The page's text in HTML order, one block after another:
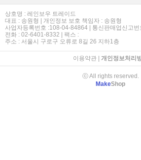
상호명 : 레인보우 트레이드
대표 : 송원형 | 개인정보 보호 책임자 : 송원형
사업자등록번호 :108-04-84864 | 통신판매업신고
전화 : 02-6401-8332 | 팩스 :
주소 : 서울시 구로구 오류로 8길 26 지하1층
이용약관| 개인정보처리
ⓒ All rights reserved.
MakeShop